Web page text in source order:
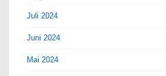
Juli 2024
Juni 2024
Mai 2024